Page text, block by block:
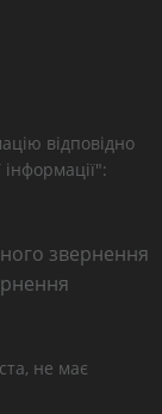
відповідно
звернення
не має